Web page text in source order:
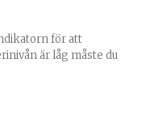
för att
är låg måste du